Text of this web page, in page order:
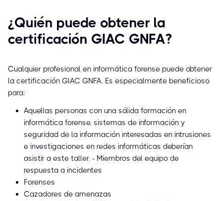
¿Quién puede obtener la
certificación GIAC GNFA?
Cualquier profesional en informática forense puede obtener
la certificación GIAC GNFA. Es especialmente beneficioso
para:
Aquellas personas con una sólida formación en
informática forense, sistemas de información y
seguridad de la información interesadas en intrusiones
e investigaciones en redes informáticas deberían
asistir a este taller. - Miembros del equipo de
respuesta a incidentes
Forenses
Cazadores de amenazas